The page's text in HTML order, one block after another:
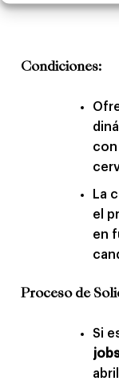
Condiciones:
con
La
el
en
Proceso de
Si